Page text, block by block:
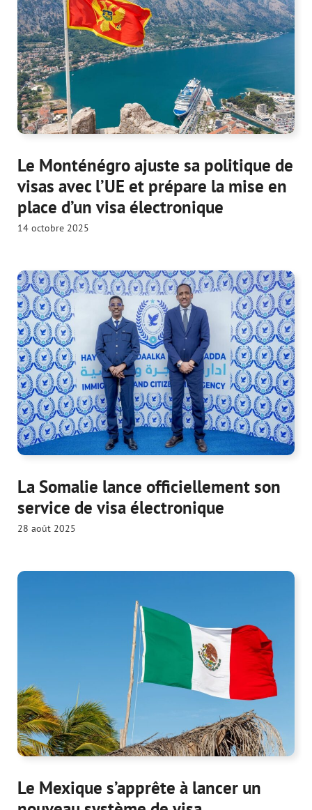
Le Monténégro ajuste sa politique de
visas avec l’UE et prépare la mise en
place d’un visa électronique
14 octobre 2025
La Somalie lance officiellement son
service de visa électronique
28 août 2025
Le Mexique s’apprête à lancer un